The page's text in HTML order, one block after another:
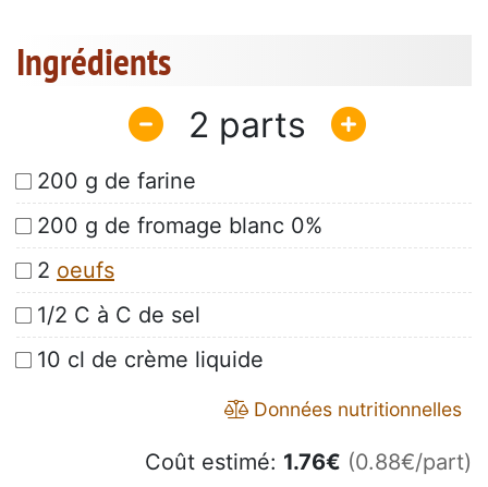
Ingrédients
2
200 g de farine
200 g de fromage blanc 0%
2 oeufs
1/2 C à C de sel
10 cl de crème liquide
Données nutritionnelles
Coût estimé: 1.76€ (0.88€/part)